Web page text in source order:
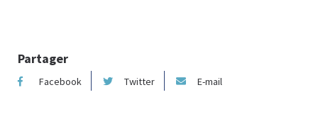
Partager
Facebook Twitter E-mail